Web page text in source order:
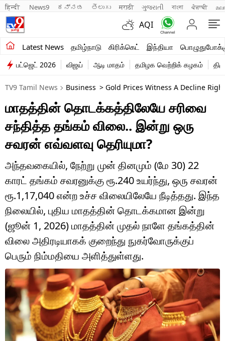
हिन्दी News9 ಕನ್ನಡ తెలుగు मराठी ગુજરાતી বাংলা ਪੰਜਾਬੀ
AQI
Latest News தமிழ்நாடு கிரிக்கெட் இந்தியா
சமீபத்திய செய்திகள்
தமிழ்நாடு
இந்தியா
உலகம்
விளையாட்டு
பொழுதுபோக்கு
லைஃப்ஸ்டைல்
வணிகம்
டெக்னாலஜி
ஆன்மீகம்
வைரல்
ஹெஃல்த்
ஷார்ட் வீடியோஸ்
பட்ஜெட் 2026 விஜய் ஆடி மாதம் தமிழக வெற்றிக் கழகம்
TV9 Tamil News Business > Gold Prices Witness A Decline
மாதத்தின் தொடக்கத்திலேயே சரிவை
சந்தித்த தங்கம் விலை.. இன்று ஒரு
சவரன் எவ்வளவு தெரியுமா?
அந்தவகையில், நேற்று முன் தினமும் (மே 30) 22
காரட் தங்கம் சவரனுக்கு ரூ.240 உயர்ந்து, ஒரு சவரன்
ரூ.1,17,040 என்ற உச்ச விலையிலேயே நீடித்தது. இந்த
நிலையில், புதிய மாதத்தின் தொடக்கமான இன்று
(ஜூன் 1, 2026) மாதத்தின் முதல் நாளே தங்கத்தின்
விலை அதிரடியாகக் குறைந்து நுகர்வோருக்குப்
பெரும் நிம்மதியை அளித்துள்ளது.